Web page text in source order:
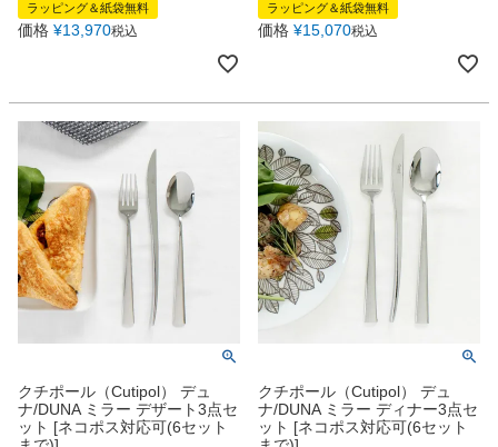
ラッピング＆紙袋無料
価格 ¥13,970税込
ラッピング＆紙袋無料
価格 ¥15,070税込
クチポール（Cutipol） デュ
ナ/DUNA ミラー デザート3点セ
ット [ネコポス対応可(6セット
クチポール（Cutipol） デュ
ナ/DUNA ミラー ディナー3点セ
ット [ネコポス対応可(6セット